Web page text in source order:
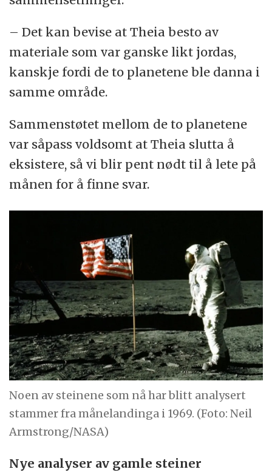
– Det kan bevise at Theia besto av
materiale som var ganske likt jordas,
kanskje fordi de to planetene ble danna i
samme område.
Sammenstøtet mellom de to planetene
var såpass voldsomt at Theia slutta å
eksistere, så vi blir pent nødt til å lete på
månen for å finne svar.
Noen av steinene som nå har blitt analysert
stammer fra månelandinga i 1969. (Foto: Neil
Armstrong/NASA)
Nye analyser av gamle steiner